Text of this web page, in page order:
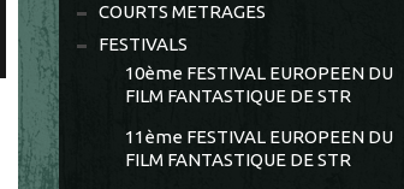
COURTS METRAGES
FESTIVALS
10ème FESTIVAL EUROPEEN DU
FILM FANTASTIQUE DE STR
11ème FESTIVAL EUROPEEN DU
FILM FANTASTIQUE DE STR